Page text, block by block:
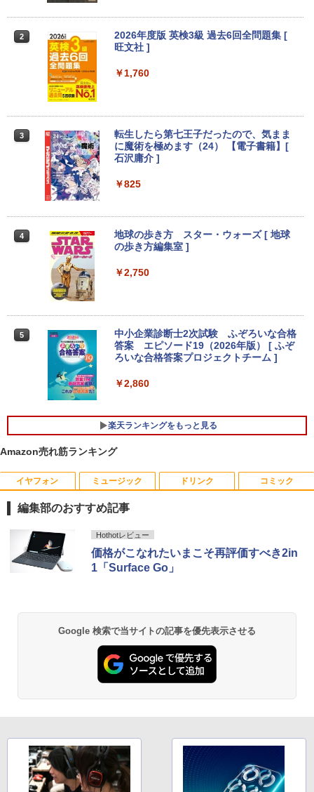
￥24,990
11 WPS Office付き 初期設定済み 14イン
チ フルHD ノートPC 初心者 学生 在宅ワ
ーク テンキー Wi-Fi Bluetooth HDMI 軽
量 持ち運び 安い
￥28,800
3
【期間限定 ポイントUP＆クーポン配
布】 Lenovo Chromebook Duet EDU G
romeOS MediaTek Kompanio 838 メモ
リ4GB eMMC64GB 10.95インチ タッチ
￥29,800
付き｜楽天1位 三冠獲得｜豪華特典付き
き｜15.6型 テンキー付き｜ノートパソコ
ンWindows11 第8世代｜ノートパソコン
【エントリーでポイント10倍】 【Cラン
ク 訳あり】中古 ノートパソコン VAIO Pr
o PK 第10世代 Core i5 1035G1 メモリ1
6GB SSD 256GB Windows11 Pro 14イ
ンチ フルHD FHDカメラ 顔認証 Wi-Fi6
超軽量 バイオ 中古PC
￥49,210
D256GB メモリ 8GB 1年保証 激安 ゲー
ム ゲーミングパソコン ゲーミングPC マ
インクラフト ヴァロラント eスポーツ 入
門用 本体のみ
￥56,050
3
【エントリーでポイント100％還元のチ
ャンス】GMKtec M8 ミニPC【AMD Ryz
z 6コア 12スレッド OCuLink Windows
11 Pro LPDDR5 6400MT/s 16T増設 3画
8K コンパクト
￥78,248
ore i7 第4世代 Office付き メモリ16GB
SSD512GB 初期設定済 ホワイト ブラッ
【ポイント10倍：8月3日20時00分から8
月11日01時59分まで】 [ジャンク] mous
e(マウス) G-Tune E5-165 ゲーミングノ
ートパソコン 2208E5-165-ADLABW11 2
208e5-165-adlabw11 [難あり(D)]
2
【超特価】厳選大手メーカー 液晶モニタ
ー シークレット 22-23型ワイド フルHD
EIZO IIYAMA 三菱 富士通 NEC IO-DATA
元！】モバイルモニター 15.6 インチ FH
g スピーカー内蔵 Type-C/HDMI 接続 PS
5/Switch/PC/スマホ対応
バイルモニター 15.6インチ ポータブルモ
ニター モバイルディスプレイ 1920×108
0 フルHD IPSパネル 非光沢 HDR スピー
カー内蔵 保護カバー付き 軽量 薄型 Type
シンプラス SP-MBM156 【送料無料】
5
【楽天1位常連・超800冠獲得】黒/白 モ
00Hz /180Hz/165Hz/100Hz ゲーミングモ
ニター 1ms応答 pcモニター パソコン モ
ニター 非光沢 スピーカー内蔵 HDR/Free
sync/VESA cocopar HG-238
￥13,999
2
2026年度版 英検3級 過去6回全問題集 [
旺文社 ]
￥1,760
3
転生したら第七王子だったので、気まま
に魔術を極めます（24） 【電子書籍】[
石沢庸介 ]
￥825
4
地球の歩き方 スター・ウォーズ [ 地球
の歩き方編集室 ]
￥2,750
5
中小企業診断士2次試験 ふぞろいな合格
答案 エピソード19（2026年版） [ ふぞ
ろいな合格答案プロジェクトチーム ]
￥2,860
楽天ランキングをもっと見る
Amazon売れ筋ランキング
イヤフォン
Anker Soundcore P40i オフホワイト
￥7,990
￥5,990
￥14,990
ミュージック
BRUCE WAYNE feat. Flo Milli, ATL Jacob
￥250
[Explicit]
￥250
ドリンク
【Amazon.co.jp限定】 い・ろ・は・す 2L P
￥1,112
富士山の天然水 バナジウム含有 水 ミネラル
ウォーター ペットボトル 静岡県産 500ミリリ
ットル (Smart Basic)
￥1,380
art Basic)
￥1,625
コミック
薬屋のひとりごと 17巻 (デジタル版ビッグガ
￥770
エース)
￥832
￥594
編集部のおすすめ記事
Hothotレビュー
価格がこなれたいまこそ再評価すべき2in
1「Surface Go」
Google 検索で当サイトの記事を優先表示させる